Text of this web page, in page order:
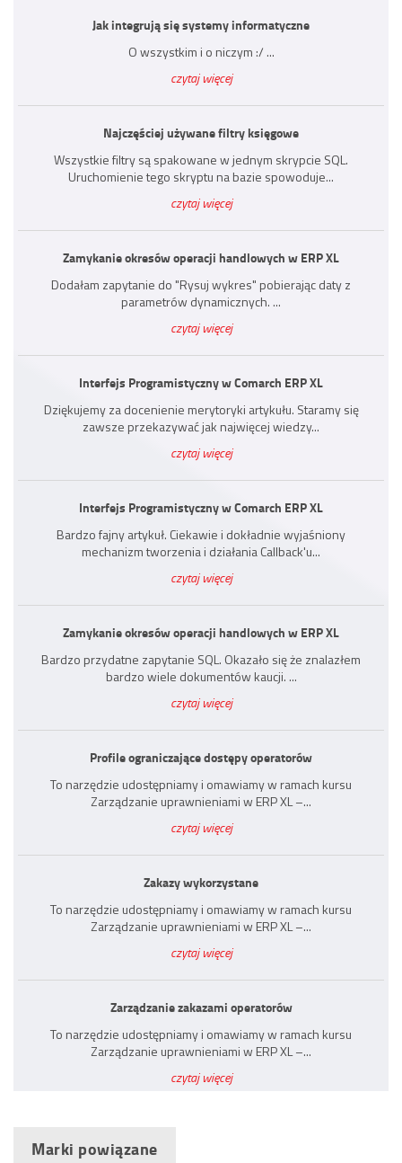
Jak integrują się systemy informatyczne
O wszystkim i o niczym :/ ...
czytaj więcej
Najczęściej używane filtry księgowe
Wszystkie filtry są spakowane w jednym skrypcie SQL.
Uruchomienie tego skryptu na bazie spowoduje...
czytaj więcej
Zamykanie okresów operacji handlowych w ERP XL
Dodałam zapytanie do "Rysuj wykres" pobierając daty z
parametrów dynamicznych. ...
czytaj więcej
Interfejs Programistyczny w Comarch ERP XL
Dziękujemy za docenienie merytoryki artykułu. Staramy się
zawsze przekazywać jak najwięcej wiedzy...
czytaj więcej
Interfejs Programistyczny w Comarch ERP XL
Bardzo fajny artykuł. Ciekawie i dokładnie wyjaśniony
mechanizm tworzenia i działania Callback'u...
czytaj więcej
Zamykanie okresów operacji handlowych w ERP XL
Bardzo przydatne zapytanie SQL. Okazało się że znalazłem
bardzo wiele dokumentów kaucji. ...
czytaj więcej
Profile ograniczające dostępy operatorów
To narzędzie udostępniamy i omawiamy w ramach kursu
Zarządzanie uprawnieniami w ERP XL –...
czytaj więcej
Zakazy wykorzystane
To narzędzie udostępniamy i omawiamy w ramach kursu
Zarządzanie uprawnieniami w ERP XL –...
czytaj więcej
Zarządzanie zakazami operatorów
To narzędzie udostępniamy i omawiamy w ramach kursu
Zarządzanie uprawnieniami w ERP XL –...
czytaj więcej
Marki powiązane